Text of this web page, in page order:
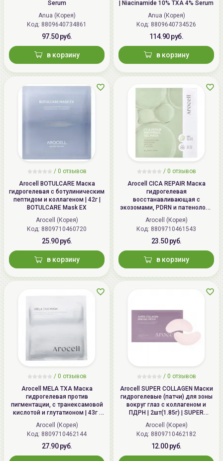
Serum
Anua (Корея)
Код: 8809640734861
97.50 руб.
в корзину
| Niacinamide 10% TXA 4% Serum
Anua (Корея)
Код: 8809640734526
114.90 руб.
в корзину
/ 0 отзывов
Arocell BOTULCARE Маска
гидрогелевая с ботулиническим
пептидом и коллагеном | 42г |
BOTULCARE Mask EX
Arocell (Корея)
Код: 8809710460720
25.90 руб.
в корзину
/ 0 отзывов
Arocell CICA REPAIR Маска
гидрогелевая
восстанавливающая с
экозомами, PDRN и патенолом |
25г | CICA REPAIR Panthenol Gel
Mask
Arocell (Корея)
Код: 8809710461543
23.50 руб.
в корзину
/ 0 отзывов
Arocell MELA TXA Маска
гидрогелевая против
пигментации, с транексамовой
кислотой и глутатионом | 43г |
MELA TXA Mask
Arocell (Корея)
Код: 8809710462144
27.90 руб.
/ 0 отзывов
Arocell SUPER COLLAGEN Маски
гидрогелевые (патчи) для зоны
вокруг глаз с коллагеном и
ПДРН | 2шт(1.85г) | SUPER
COLLAGEN Gel Patch mini
Arocell (Корея)
Код: 8809710462182
12.00 руб.